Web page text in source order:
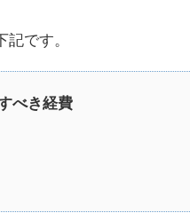
です。
べき経費